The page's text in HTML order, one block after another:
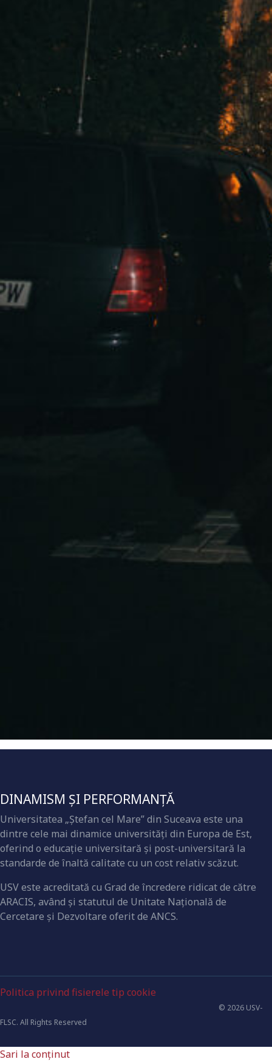
DINAMISM ȘI PERFORMANȚĂ
Universitatea „Ştefan cel Mare” din Suceava este una
dintre cele mai dinamice universităţi din Europa de Est,
oferind o educaţie universitară şi post-universitară la
standarde de înaltă calitate cu un cost relativ scăzut.
USV este acreditată cu Grad de încredere ridicat de către
ARACIS, având şi statutul de Unitate Naţională de
Cercetare şi Dezvoltare oferit de ANCS.
Politica privind fisierele tip cookie
© 2026 USV-
FLSC. All Rights Reserved
Sari la conținut